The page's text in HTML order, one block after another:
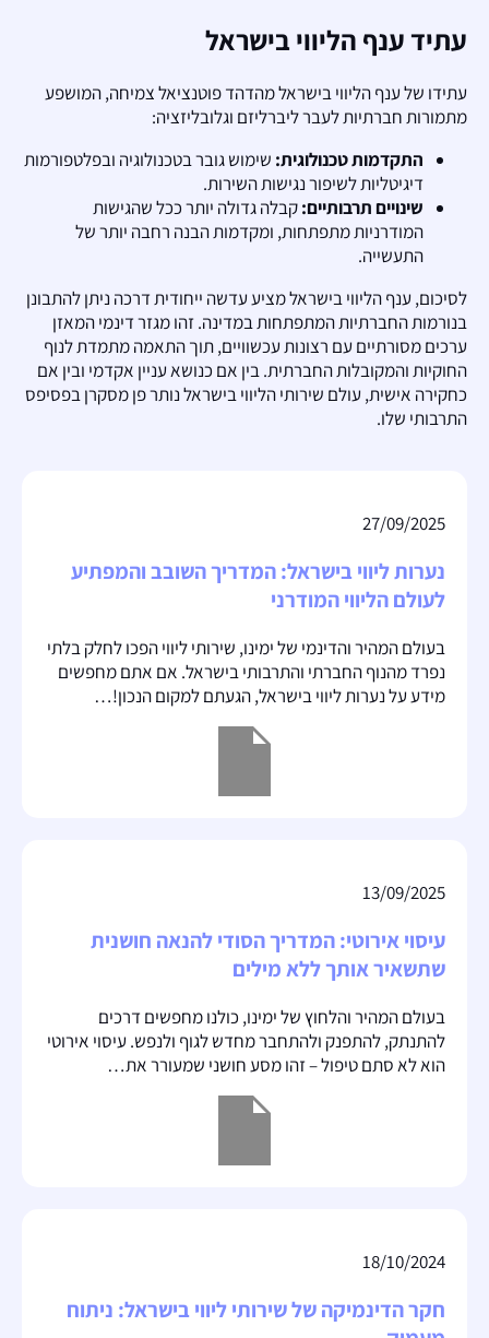
עתיד ענף הליווי בישראל
עתידו של ענף הליווי בישראל מהדהד פוטנציאל צמיחה, המושפע
מתמורות חברתיות לעבר ליברליזם וגלובליזציה:
התקדמות טכנולוגית: שימוש גובר בטכנולוגיה ובפלטפורמות
דיגיטליות לשיפור נגישות השירות.
שינויים תרבותיים:קבלה גדולה יותר ככל שהגישות
המודרניות מתפתחות, ומקדמות הבנה רחבה יותר של
התעשייה.
לסיכום, ענף הליווי בישראל מציע עדשה ייחודית דרכה ניתן להתבונן
בנורמות החברתיות המתפתחות במדינה. זהו מגזר דינמי המאזן
ערכים מסורתיים עם רצונות עכשוויים, תוך התאמה מתמדת לנוף
החוקיות והמקובלות החברתית. בין אם כנושא עניין אקדמי ובין אם
כחקירה אישית, עולם שירותי הליווי בישראל נותר פן מסקרן בפסיפס
התרבותי שלו.
27/09/2025
נערות ליווי בישראל: המדריך השובב והמפתיע
לעולם הליווי המודרני
בעולם המהיר והדינמי של ימינו, שירותי ליווי הפכו לחלק בלתי
נפרד מהנוף החברתי והתרבותי בישראל. אם אתם מחפשים
מידע על נערות ליווי בישראל, הגעתם למקום הנכון!…
13/09/2025
עיסוי אירוטי: המדריך הסודי להנאה חושנית
שתשאיר אותך ללא מילים
בעולם המהיר והלחוץ של ימינו, כולנו מחפשים דרכים
להתנתק, להתפנק ולהתחבר מחדש לגוף ולנפש. עיסוי אירוטי
הוא לא סתם טיפול – זהו מסע חושני שמעורר את…
18/10/2024
חקר הדינמיקה של שירותי ליווי בישראל: ניתוח